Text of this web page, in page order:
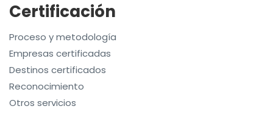
Certificación
Proceso y metodología
Empresas certificadas
Destinos certificados
Reconocimiento
Otros servicios